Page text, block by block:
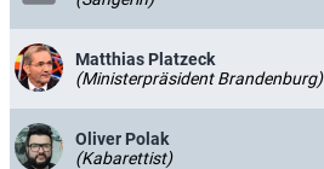
Matthias Platzeck
(Ministerpräsident Brandenburg)
Oliver Polak
(Kabarettist)